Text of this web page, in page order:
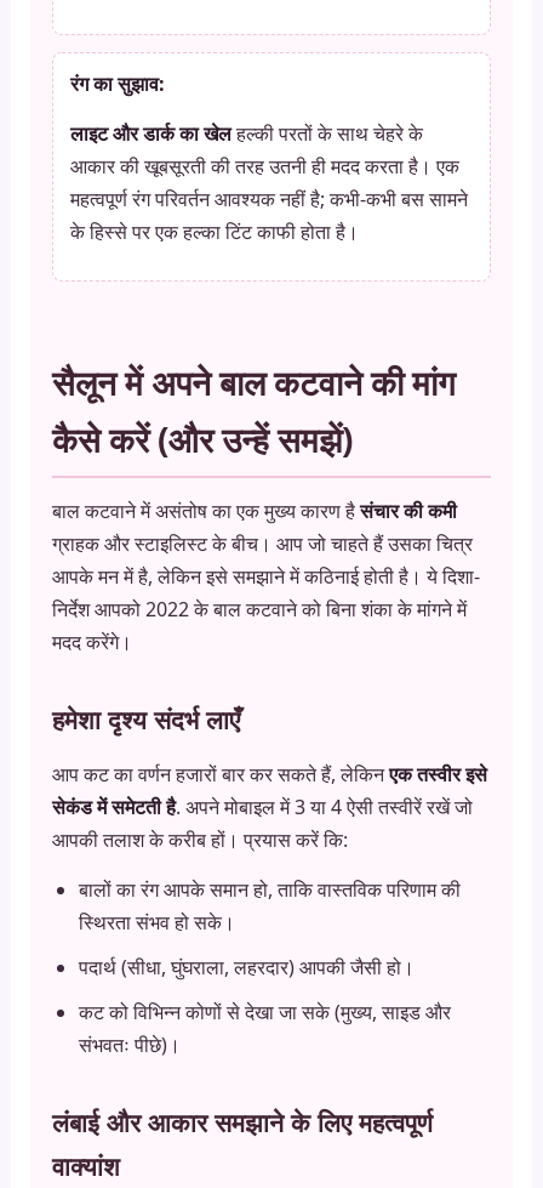
रंग का सुझाव:
लाइट और डार्क का खेलहल्की परतों के साथ चेहरे के
आकार की खूबसूरती की तरह उतनी ही मदद करता है। एक
महत्वपूर्ण रंग परिवर्तन आवश्यक नहीं है; कभी-कभी बस सामने
के हिस्से पर एक हल्का टिंट काफी होता है।
सैलून में अपने बाल कटवाने की मांग
कैसे करें (और उन्हें समझें)
बाल कटवाने में असंतोष का एक मुख्य कारण हैसंचार की कमी
ग्राहक और स्टाइलिस्ट के बीच। आप जो चाहते हैं उसका चित्र
आपके मन में है, लेकिन इसे समझाने में कठिनाई होती है। ये दिशा-
निर्देश आपको 2022 के बाल कटवाने को बिना शंका के मांगने में
मदद करेंगे।
हमेशा दृश्य संदर्भ लाएँ
आप कट का वर्णन हजारों बार कर सकते हैं, लेकिनएक तस्वीर इसे
सेकंड में समेटती है. अपने मोबाइल में 3 या 4 ऐसी तस्वीरें रखें जो
आपकी तलाश के करीब हों। प्रयास करें कि:
बालों का रंग आपके समान हो, ताकि वास्तविक परिणाम की
स्थिरता संभव हो सके।
पदार्थ (सीधा, घुंघराला, लहरदार) आपकी जैसी हो।
कट को विभिन्न कोणों से देखा जा सके (मुख्य, साइड और
संभवतः पीछे)।
लंबाई और आकार समझाने के लिए महत्वपूर्ण
वाक्यांश